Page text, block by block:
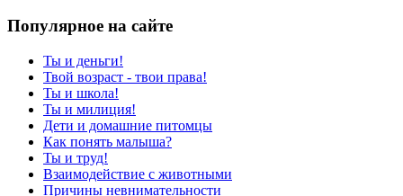
Популярное на сайте
Ты и деньги!
Твой возраст - твои права!
Ты и школа!
Ты и милиция!
Дети и домашние питомцы
Как понять малыша?
Ты и труд!
Взаимодействие с животными
Причины невнимательности